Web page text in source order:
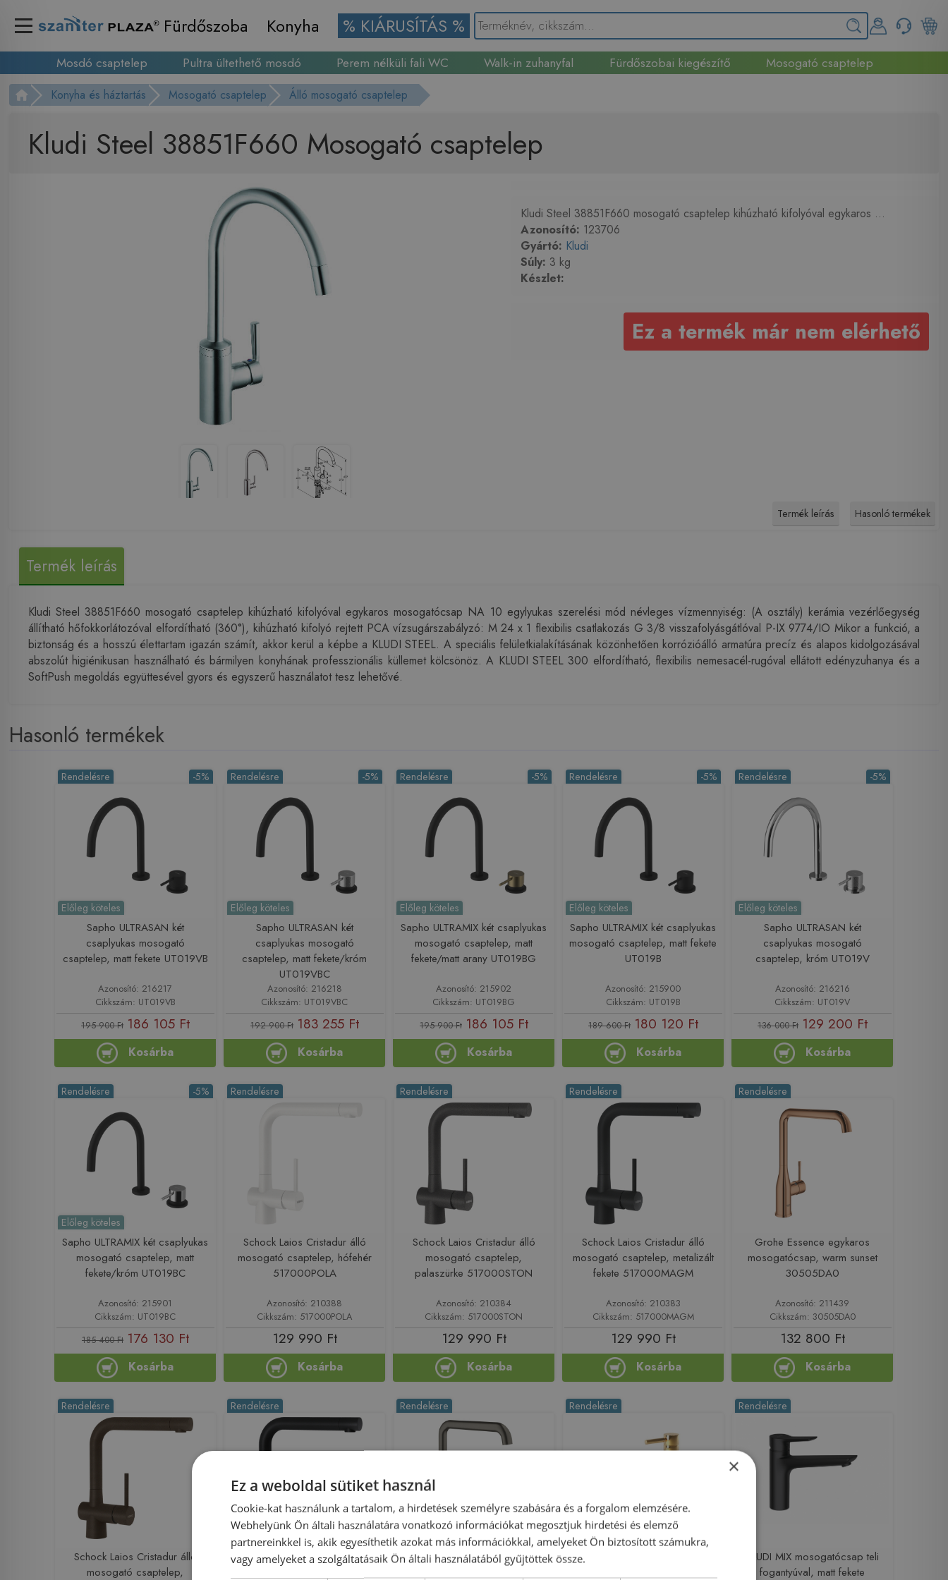
Fürdőszoba Konyha % KIÁRUSÍTÁS %
Mosdó csaptelep Pultra ültethető mosdó Perem nélküli fali WC Walk-in zuhanyfal Fürdőszobai kiegészítő
Mosogató csaptelep
Gránit mosogató
Konyha és háztartás Mosogató csaptelep Álló mosogató csaptelep
Kludi Steel 38851F660 Mosogató csaptelep
Kludi Steel 38851F660 mosogató csaptelep kihúzható kifolyóval egykaros ...
Azonosító: 123706
Gyártó: Kludi
Súly: 3 kg
Készlet:
Ez a termék már nem elérhető
Termék leírás Hasonló termékek
Termék leírás
Kludi Steel 38851F660 mosogató csaptelep kihúzható kifolyóval egykaros mosogatócsap NA 10 egylyukas szerelési mód névleges vízmennyiség: (A osztály) kerámia vezérlőegység
állítható hőfokkorlátozóval elfordítható (360°), kihúzható kifolyó rejtett PCA vízsugárszabályzó: M 24 x 1 flexibilis csatlakozás G 3/8 visszafolyásgátlóval P-IX 9774/IO Mikor a funkció, a
biztonság és a hosszú élettartam igazán számít, akkor kerül a képbe a KLUDI STEEL. A speciális felületkialakításának közönhetően korrózióálló armatúra precíz és alapos kidolgozásával
abszolút higiénikusan használható és bármilyen konyhának professzionális küllemet kölcsönöz. A KLUDI STEEL 300 elfordítható, flexibilis nemesacél-rugóval ellátott edényzuhanya és a
SoftPush megoldás együttesével gyors és egyszerű használatot tesz lehetővé.
Hasonló termékek
-5%
Rendelésre
Előleg köteles
Sapho ULTRASAN két
csaplyukas mosogató
csaptelep, matt fekete UT019VB
Azonosító: 216217
Cikkszám: UT019VB
195 900 Ft 186 105 Ft
Kosárba
-5%
Rendelésre
Előleg köteles
Sapho ULTRASAN két
csaplyukas mosogató
csaptelep, matt fekete/króm
UT019VBC
Azonosító: 216218
Cikkszám: UT019VBC
192 900 Ft 183 255 Ft
Kosárba
-5%
Rendelésre
Előleg köteles
Sapho ULTRAMIX két csaplyukas
mosogató csaptelep, matt
fekete/matt arany UT019BG
Azonosító: 215902
Cikkszám: UT019BG
195 900 Ft 186 105 Ft
Kosárba
-5%
Rendelésre
Előleg köteles
Sapho ULTRAMIX két csaplyukas
mosogató csaptelep, matt fekete
UT019B
Azonosító: 215900
Cikkszám: UT019B
189 600 Ft 180 120 Ft
Kosárba
-5%
Rendelésre
Előleg köteles
Sapho ULTRASAN két
csaplyukas mosogató
csaptelep, króm UT019V
Azonosító: 216216
Cikkszám: UT019V
136 000 Ft 129 200 Ft
Kosárba
-5%
Rendelésre
Előleg köteles
Sapho ULTRAMIX két csaplyukas
mosogató csaptelep, matt
fekete/króm UT019BC
Azonosító: 215901
Cikkszám: UT019BC
185 400 Ft 176 130 Ft
Kosárba
Rendelésre
Schock Laios Cristadur álló
mosogató csaptelep, hófehér
517000POLA
Azonosító: 210388
Cikkszám: 517000POLA
129 990 Ft
Kosárba
Rendelésre
Schock Laios Cristadur álló
mosogató csaptelep,
palaszürke 517000STON
Azonosító: 210384
Cikkszám: 517000STON
129 990 Ft
Kosárba
Rendelésre
Schock Laios Cristadur álló
mosogató csaptelep, metalizált
fekete 517000MAGM
Azonosító: 210383
Cikkszám: 517000MAGM
129 990 Ft
Kosárba
Rendelésre
Grohe Essence egykaros
mosogatócsap, warm sunset
30505DA0
Azonosító: 211439
Cikkszám: 30505DA0
132 800 Ft
Kosárba
Rendelésre
Schock Laios Cristadur álló
mosogató csaptelep,
Rendelésre
Schock Laios Cristadur álló
Rendelésre
Grohe Essence egykaros
Rendelésre
Előleg köteles
Rendelésre
KLUDI MIX mosogatócsap teli
fogantyúval, matt fekete
×
Ez a weboldal sütiket használ
Cookie-kat használunk a tartalom, a hirdetések személyre szabására és a forgalom elemzésére.
Webhelyünk Ön általi használatára vonatkozó információkat megosztjuk hirdetési és elemző
partnereinkkel is, akik egyesíthetik azokat más információkkal, amelyeket Ön biztosított számukra,
vagy amelyeket a szolgáltatásaik Ön általi használatából gyűjtöttek össze.